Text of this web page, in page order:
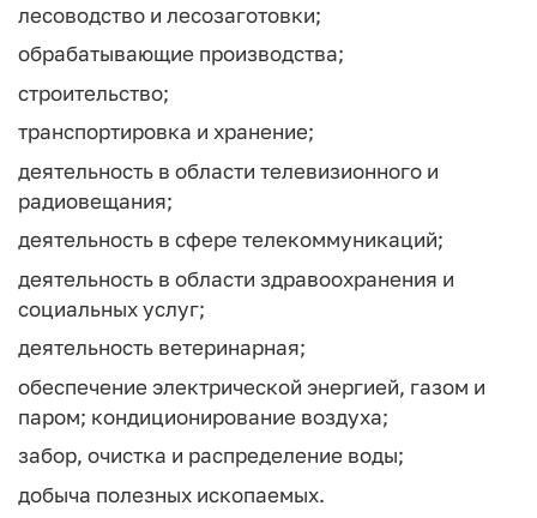
лесоводство и лесозаготовки;
обрабатывающие производства;
строительство;
транспортировка и хранение;
деятельность в области телевизионного и
радиовещания;
деятельность в сфере телекоммуникаций;
деятельность в области здравоохранения и
социальных услуг;
деятельность ветеринарная;
обеспечение электрической энергией, газом и
паром; кондиционирование воздуха;
забор, очистка и распределение воды;
добыча полезных ископаемых.